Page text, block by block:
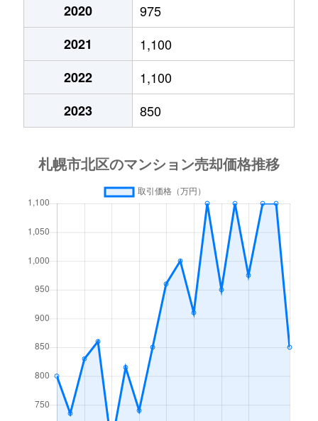
あいの里２条
200万円
あいの里２条
850万円
あいの里２条
550万円
あいの里２条
600万円
あいの里２条
あいの里教育大
あいの里３条
1,300万円 あいの里教育大
あいの里公園
麻生町
2,200万円 麻生
北６条西
1,200万円 札幌(ＪＲ)
北７条西
610万円
北７条西
2,300万円
北７条西
4,000万円
2020
975
2021
1,100
2022
1,100
2023
850